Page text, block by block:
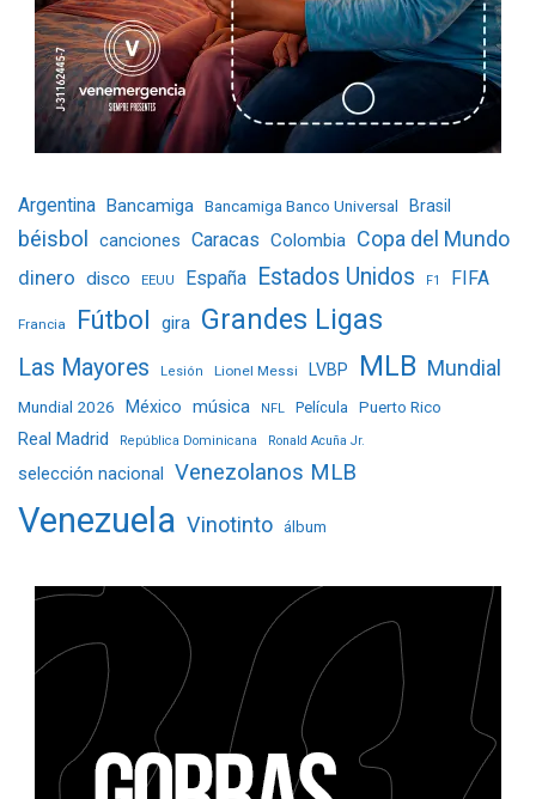
Argentina Bancamiga Bancamiga Banco Universal Brasil
béisbol canciones Caracas Colombia Copa del Mundo
dinero disco EEUU España Estados Unidos F1 FIFA
Francia Fútbol gira Grandes Ligas
Las Mayores Lesión Lionel Messi LVBP MLB Mundial
Mundial 2026 México música NFL Película Puerto Rico
Real Madrid República Dominicana Ronald Acuña Jr.
selección nacional Venezolanos MLB
Venezuela Vinotinto álbum